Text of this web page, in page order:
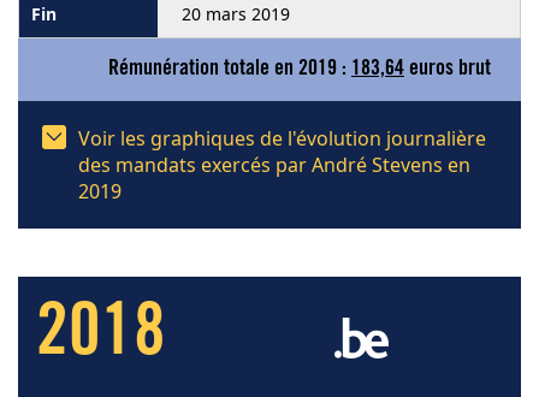
20 mars 2019
Rémunération totale en 2019 : 183,64 euros brut
Voir les graphiques de l'évolution journalière
des mandats exercés par André Stevens en
2019
2018